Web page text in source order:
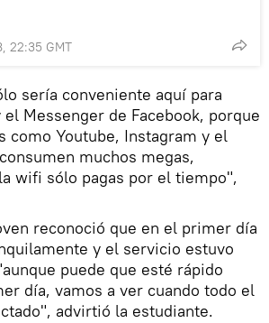
22:35 GMT
sería conveniente aquí para
Messenger de Facebook, porque
como Youtube, Instagram y el
muchos megas,
wifi sólo pagas por el tiempo",
reconoció que en el primer día
y el servicio estuvo
puede que esté rápido
día, vamos a ver cuando todo el
advirtió la estudiante.